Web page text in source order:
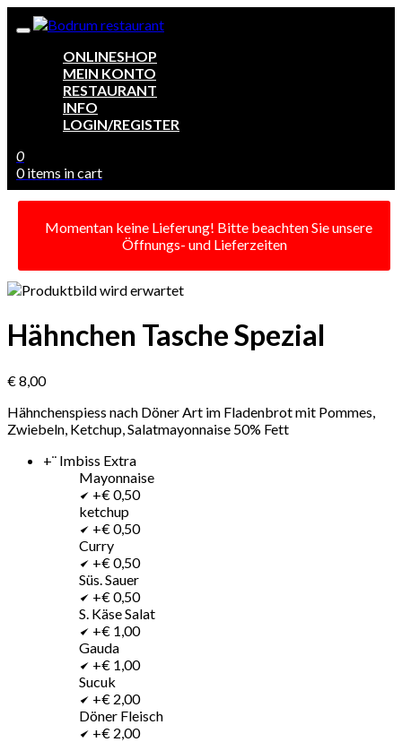
ONLINESHOP
MEIN KONTO
RESTAURANT
INFO
LOGIN/REGISTER
0
0 items in cart
Momentan keine Lieferung! Bitte beachten Sie unsere
Öffnungs- und Lieferzeiten
Hähnchen Tasche Spezial
€ 8,00
Hähnchenspiess nach Döner Art im Fladenbrot mit Pommes,
Zwiebeln, Ketchup, Salatmayonnaise 50% Fett
+¨ Imbiss Extra
Mayonnaise
+€ 0,50
ketchup
+€ 0,50
Curry
+€ 0,50
Süs. Sauer
+€ 0,50
S. Käse Salat
+€ 1,00
Gauda
+€ 1,00
Sucuk
+€ 2,00
Döner Fleisch
+€ 2,00